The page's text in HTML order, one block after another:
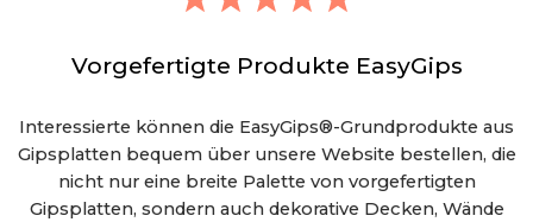
Vorgefertigte Produkte EasyGips
Interessierte können die EasyGips®-Grundprodukte aus
Gipsplatten bequem über unsere Website bestellen, die
nicht nur eine breite Palette von vorgefertigten
Gipsplatten, sondern auch dekorative Decken, Wände